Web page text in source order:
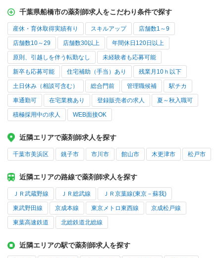
千葉県船橋市の薬剤師求人をこだわり条件で探す
産休・育休取得実績有り スキルアップ 店舗数1～9
店舗数10～29 店舗数30以上 年間休日120日以上
原則、引越しを伴う転勤なし 未経験者も応募可能
新卒も応募可能 住宅補助（手当）あり 残業月10ｈ以下
土日休み（相談可含む） 総合門前 管理職候補 駅チカ
車通勤可 在宅業務あり 登録販売者の求人 夏～秋入職可
積極採用中の求人 WEB面接OK
近隣エリアで薬剤師求人を探す
千葉市美浜区 銚子市 市川市 館山市 木更津市 松戸市
近隣エリアの路線で薬剤師求人を探す
ＪＲ武蔵野線 ＪＲ総武線 ＪＲ京葉線(東京－蘇我)
東武野田線 京成本線 東京メトロ東西線 京成松戸線
東葉高速鉄道 北総鉄道北総線
近隣エリアの駅で薬剤師求人を探す